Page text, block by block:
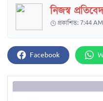
নিজস্ব
প্রকাশিত: 7:44
Facebook